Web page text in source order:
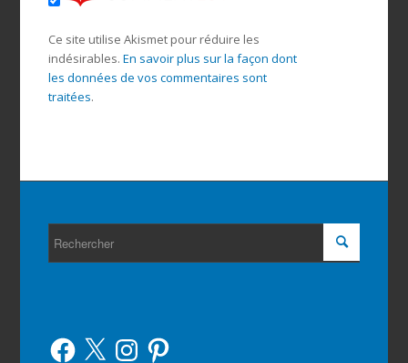
Ce site utilise Akismet pour réduire les
indésirables. En savoir plus sur la façon dont
les données de vos commentaires sont
traitées.
Facebook
X InstagramPinterest